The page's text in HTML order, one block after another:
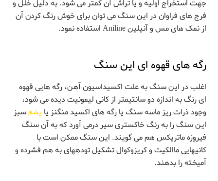
جهت استخراج اولیه و یا تراش آن کمتر می شود. به دلیل خلل و
فرج های فراوان در این سنگ می توان برای خوش رنگ کردن آن
از نمک های مس و آنیلین Aniline استفاده نمود.
رگه های قهوه ای این سنگ
اغلب در این سنگ به علت اکسیداسیون آهن، رگه هایی قهوه
ای رنگ به اندازه دو سانتیمتر از کانی لیمونیت دیده می شود،
وجود ذرات ریز ماسه سنگ یا رگه های اکسید منگنز یا یشمسبز
این سنگ را به رنگ خاکستری سیر درمی آورد که به آن سنگ
فیروزه ماتریکس هم می گویند. این سنگ ‌ممکن ‌است ‌با‌
کانیهایی ‌ماالکیت و کریزوکوال ‌تشکیل ‌تودههای ‌به ‌هم ‌فشرده‌ و‌
آمیخته ‌را‌ بدهند.